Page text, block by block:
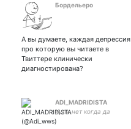
Бордельеро
А вы думаете, каждая депрессия
про которую вы читаете в
Твиттере клинически
диагностирована?
ADI_MADRIDISTA
Хули нет когда да